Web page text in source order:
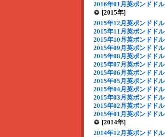
2016年01月英ポンドドル
[2015年]
2015年12月英ポンドドル
2015年11月英ポンドドル
2015年10月英ポンドドル
2015年09月英ポンドドル
2015年08月英ポンドドル
2015年07月英ポンドドル
2015年06月英ポンドドル
2015年05月英ポンドドル
2015年04月英ポンドドル
2015年03月英ポンドドル
2015年02月英ポンドドル
2015年01月英ポンドドル
[2014年]
2014年12月英ポンドドル